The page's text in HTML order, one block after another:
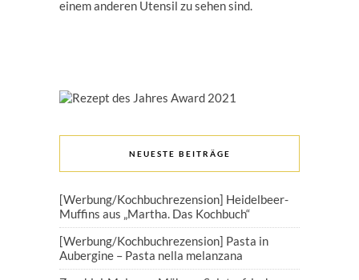
einem anderen Utensil zu sehen sind.
NEUESTE BEITRÄGE
[Werbung/Kochbuchrezension] Heidelbeer-
Muffins aus „Martha. Das Kochbuch“
[Werbung/Kochbuchrezension] Pasta in
Aubergine – Pasta nella melanzana